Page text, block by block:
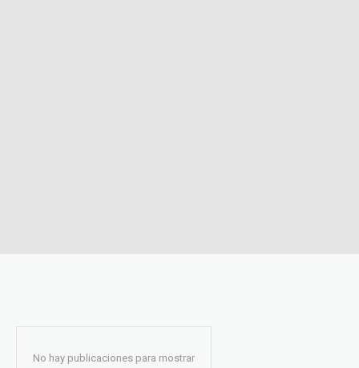
No hay publicaciones para mostrar